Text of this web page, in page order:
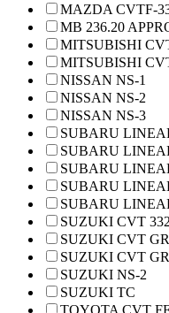
MAZDA CVTF-
MB 236.20
MITSUBISHI
MITSUBISHI
NISSAN NS-1
NISSAN NS-2
NISSAN NS-3
SUBARU
SUBARU
SUBARU
SUBARU
SUBARU
SUZUKI CVT
SUZUKI CVT
SUZUKI CVT
SUZUKI NS-2
SUZUKI TC
TOYOTA CVT